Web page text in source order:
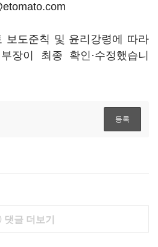
보도준칙 및 윤리강령에 따라
장이 최종 확인·수정했습니
댓글 더보기